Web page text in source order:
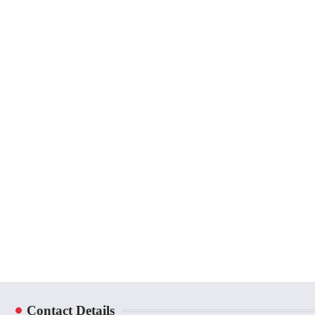
Contact Details